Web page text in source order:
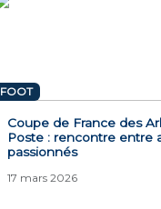
FOOT
Coupe de France des
Poste : rencontre entre
passionnés
17 mars 2026